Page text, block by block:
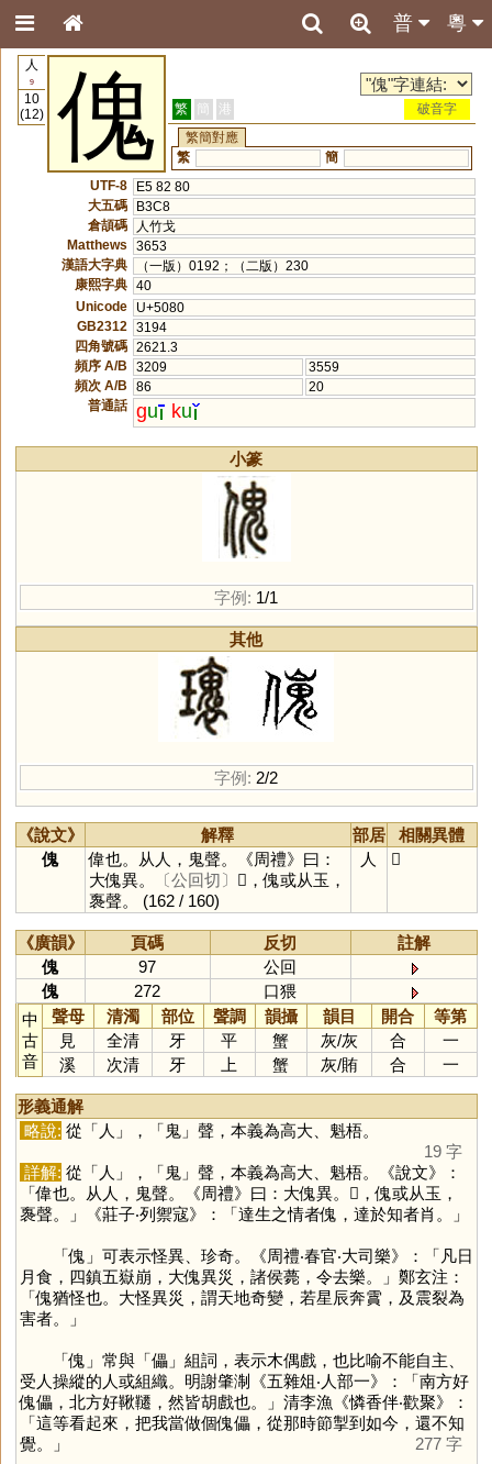
粵
普
人
9
10
(12)
傀 繁 簡 港
破音字
繁簡對應
繁
簡
UTF-8
E5 82 80
大五碼
B3C8
倉頡碼
人竹戈
Matthews
3653
漢語大字典
（一版）0192；（二版）230
康熙字典 40
Unicode
U+5080
GB2312
3194
四角號碼 2621.3
頻序 A/B
3209
3559
頻次 A/B
86
20
普通話 gu ku
小篆
字例: 1/1
其他
字例: 2/2
《說文》 解釋 部居
相關異體
傀
偉也。从人，鬼聲。《周禮》曰：
大傀異。
〔公回切〕
𤪿，傀或从玉，
褢聲。 (162 / 160)
人 𤪿
《廣韻》 頁碼 反切
註解
傀
97
公回
傀
272
口猥
中
古
音
聲母 清濁 部位 聲調 韻攝 韻目 開合
等第
見
全清 牙 平 蟹 灰/灰 合
一
溪
次清 牙 上 蟹 灰/賄 合 一
形義通解
略說: 從「人 」，「鬼」聲，本義為高大、魁梧。
19 字
詳解: 從「人 」，「鬼」聲，本義為高大、魁梧。《說文》：
「偉也。从人，鬼聲。《周禮》曰：大傀異。𤪿，傀或从玉，
褢聲。」《莊子‧列禦寇》：「達生之情者傀，達於知者肖。」
「傀 」可表示怪異、珍奇。《周禮‧春官‧大司樂》：「凡日
月食，四鎮五嶽崩，大傀異災，諸侯薨，令去樂。」鄭玄注：
「傀猶怪也。大怪異災，謂天地奇變，若星辰奔霣，及震裂為
害者。」
「傀 」常與「儡」組詞，表示木偶戲，也比喻不能自主、
受人操縱的人或組織。明謝肇淛《五雜俎‧人部一》：「南方好
傀儡，北方好鞦韆，然皆胡戲也。」清李漁《憐香伴‧歡聚》：
「這等看起來，把我當做個傀儡，從那時節掣到如今，還不知
覺。」
277 字